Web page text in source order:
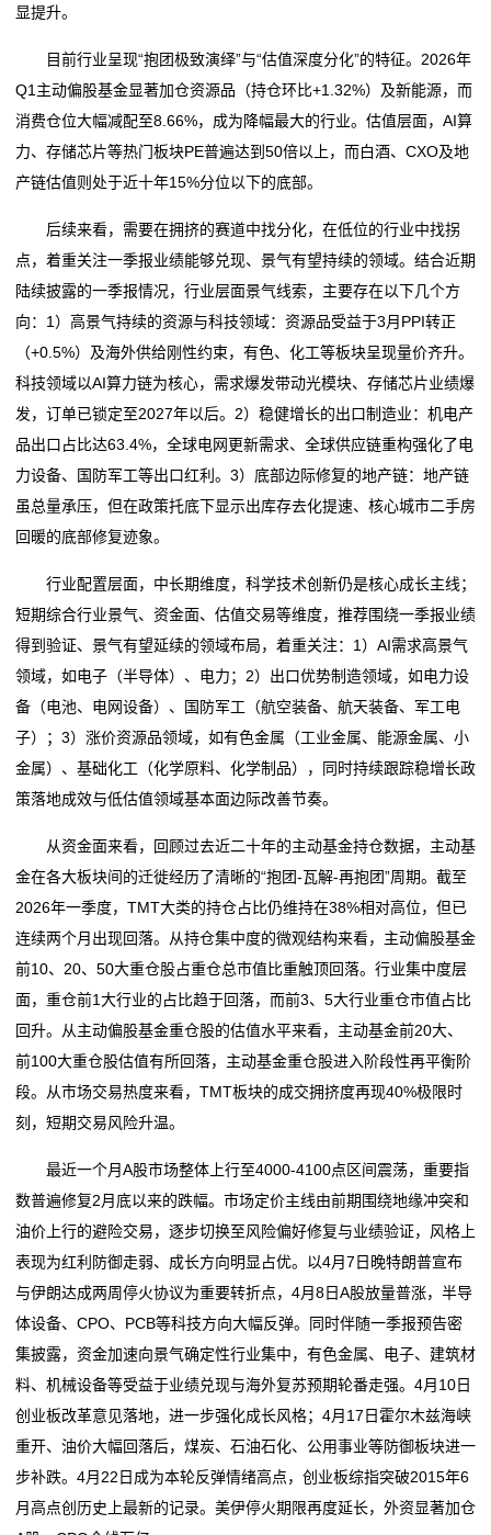
显提升。
目前行业呈现“抱团极致演绎”与“估值深度分化”的特征。2026年
Q1主动偏股基金显著加仓资源品（持仓环比+1.32%）及新能源，而
消费仓位大幅减配至8.66%，成为降幅最大的行业。估值层面，AI算
力、存储芯片等热门板块PE普遍达到50倍以上，而白酒、CXO及地
产链估值则处于近十年15%分位以下的底部。
后续来看，需要在拥挤的赛道中找分化，在低位的行业中找拐
点，着重关注一季报业绩能够兑现、景气有望持续的领域。结合近期
陆续披露的一季报情况，行业层面景气线索，主要存在以下几个方
向：1）高景气持续的资源与科技领域：资源品受益于3月PPI转正
（+0.5%）及海外供给刚性约束，有色、化工等板块呈现量价齐升。
科技领域以AI算力链为核心，需求爆发带动光模块、存储芯片业绩爆
发，订单已锁定至2027年以后。2）稳健增长的出口制造业：机电产
品出口占比达63.4%，全球电网更新需求、全球供应链重构强化了电
力设备、国防军工等出口红利。3）底部边际修复的地产链：地产链
虽总量承压，但在政策托底下显示出库存去化提速、核心城市二手房
回暖的底部修复迹象。
行业配置层面，中长期维度，科学技术创新仍是核心成长主线；
短期综合行业景气、资金面、估值交易等维度，推荐围绕一季报业绩
得到验证、景气有望延续的领域布局，着重关注：1）AI需求高景气
领域，如电子（半导体）、电力；2）出口优势制造领域，如电力设
备（电池、电网设备）、国防军工（航空装备、航天装备、军工电
子）；3）涨价资源品领域，如有色金属（工业金属、能源金属、小
金属）、基础化工（化学原料、化学制品），同时持续跟踪稳增长政
策落地成效与低估值领域基本面边际改善节奏。
从资金面来看，回顾过去近二十年的主动基金持仓数据，主动基
金在各大板块间的迁徙经历了清晰的“抱团-瓦解-再抱团”周期。截至
2026年一季度，TMT大类的持仓占比仍维持在38%相对高位，但已
连续两个月出现回落。从持仓集中度的微观结构来看，主动偏股基金
前10、20、50大重仓股占重仓总市值比重触顶回落。行业集中度层
面，重仓前1大行业的占比趋于回落，而前3、5大行业重仓市值占比
回升。从主动偏股基金重仓股的估值水平来看，主动基金前20大、
前100大重仓股估值有所回落，主动基金重仓股进入阶段性再平衡阶
段。从市场交易热度来看，TMT板块的成交拥挤度再现40%极限时
刻，短期交易风险升温。
最近一个月A股市场整体上行至4000-4100点区间震荡，重要指
数普遍修复2月底以来的跌幅。市场定价主线由前期围绕地缘冲突和
油价上行的避险交易，逐步切换至风险偏好修复与业绩验证，风格上
表现为红利防御走弱、成长方向明显占优。以4月7日晚特朗普宣布
与伊朗达成两周停火协议为重要转折点，4月8日A股放量普涨，半导
体设备、CPO、PCB等科技方向大幅反弹。同时伴随一季报预告密
集披露，资金加速向景气确定性行业集中，有色金属、电子、建筑材
料、机械设备等受益于业绩兑现与海外复苏预期轮番走强。4月10日
创业板改革意见落地，进一步强化成长风格；4月17日霍尔木兹海峡
重开、油价大幅回落后，煤炭、石油石化、公用事业等防御板块进一
步补跌。4月22日成为本轮反弹情绪高点，创业板综指突破2015年6
月高点创历史上最新的记录。美伊停火期限再度延长，外资显著加仓